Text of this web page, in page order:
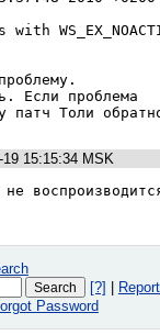
Если проблема
патч Толи
19 15:15:34 MSK
[?]
Password